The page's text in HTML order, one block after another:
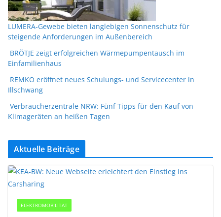
LUMERA-Gewebe bieten langlebigen Sonnenschutz für
steigende Anforderungen im Außenbereich
BRÖTJE zeigt erfolgreichen Wärmepumpentausch im
Einfamilienhaus
REMKO eröffnet neues Schulungs- und Servicecenter in
Illschwang
Verbraucherzentrale NRW: Fünf Tipps für den Kauf von
Klimageräten an heißen Tagen
Aktuelle Beiträge
ELEKTROMOBILITÄT